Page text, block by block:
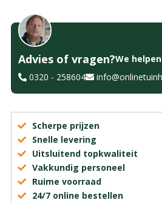
Advies of vragen?We
0320 - 258604
Scherpe prijzen
Snelle levering
Uitsluitend topkwaliteit
Vakkundig personeel
Ruime voorraad
24/7 online bestellen